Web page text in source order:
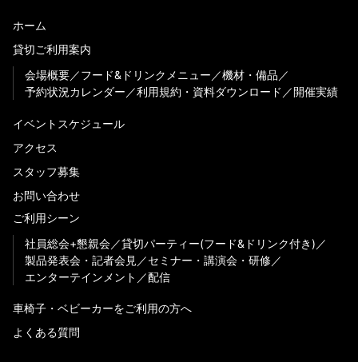
ホーム
貸切ご利用案内
会場概要
フード&ドリンクメニュー
機材・備品
予約状況カレンダー
利用規約・資料ダウンロード 開催実績
イベントスケジュール
アクセス
スタッフ募集
お問い合わせ
ご利用シーン
社員総会+懇親会
貸切パーティー(フード&ドリンク付き)
製品発表会・記者会見
セミナー・講演会・研修
エンターテインメント
配信
車椅子・ベビーカーをご利用の方へ
よくある質問